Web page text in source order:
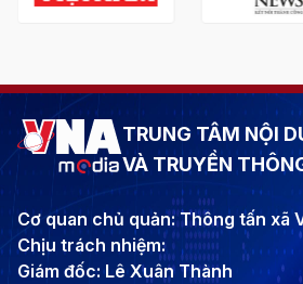
TRUNG TÂM NỘI
VÀ TRUYỀN
Cơ quan chủ quản: Thông tấn xã
Chịu trách nhiệm:
Giám đốc: Lê Xuân Thành